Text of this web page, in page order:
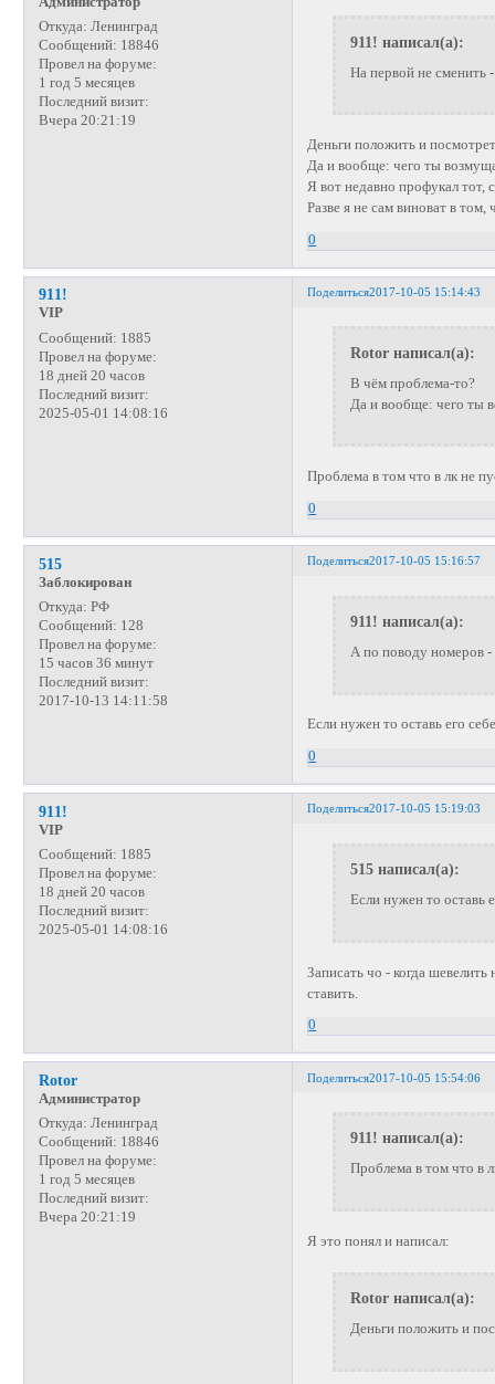
Откуда: Ленинград
Сообщений: 18846
Провел на форуме:
1 год 5 месяцев
Последний визит:
Вчера 20:21:19
911! написал(а):
На первой не сменить
Деньги положить и
Да и вообще: чего ты
Я вот недавно профукал
Разве я не сам виноват в том,
0
Поделиться2017-10-05 15:14:43
911!
VIP
Сообщений: 1885
Провел на форуме:
18 дней 20 часов
Последний визит:
2025-05-01 14:08:16
Rotor написал(а):
В чём проблема-то?
Да и вообще: чего ты
Проблема в том что в лк не
0
Поделиться2017-10-05 15:16:57
515
Заблокирован
Откуда: РФ
Сообщений: 128
Провел на форуме:
15 часов 36 минут
Последний визит:
2017-10-13 14:11:58
911! написал(а):
А по поводу номеров -
Если нужен то оставь его
0
Поделиться2017-10-05 15:19:03
911!
VIP
Сообщений: 1885
Провел на форуме:
18 дней 20 часов
Последний визит:
2025-05-01 14:08:16
515 написал(а):
Если нужен то оставь
Записать чо - когда
ставить.
0
Поделиться2017-10-05 15:54:06
Rotor
Администратор
Откуда: Ленинград
Сообщений: 18846
Провел на форуме:
1 год 5 месяцев
Последний визит:
Вчера 20:21:19
911! написал(а):
Проблема в том что в
Я это понял и написал:
Rotor написал(а):
Деньги положить и